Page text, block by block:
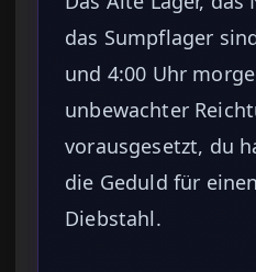
das Sumpflager
und 4:00 Uhr
unbewachter
vorausgesetzt, du
die Geduld für
Diebstahl.